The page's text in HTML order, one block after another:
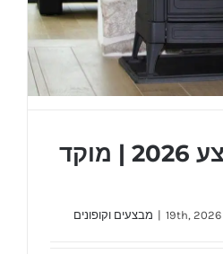
קמין גז במבצע 2026 | מוקד
| מבצעים וקופונים